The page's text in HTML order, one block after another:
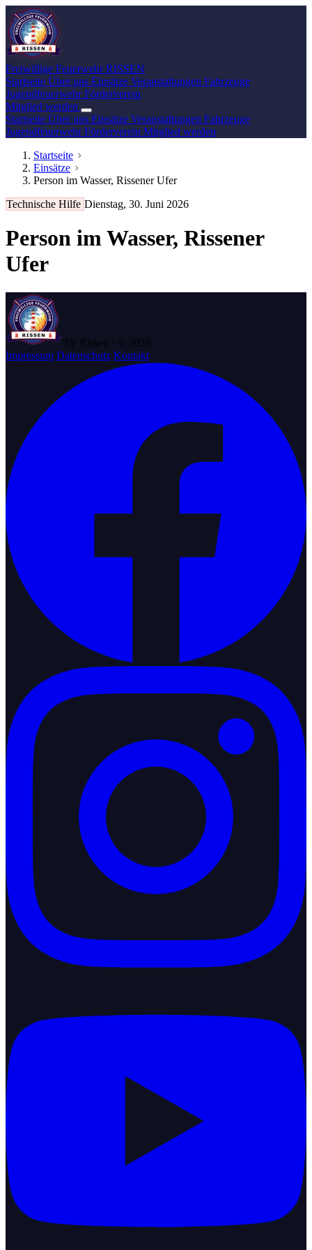
Freiwillige Feuerwehr RISSEN
Startseite Über uns Einsätze Veranstaltungen Fahrzeuge
JugendfeuerwehrFörderverein
Mitglied werden
Startseite Über uns Einsätze Veranstaltungen Fahrzeuge
JugendfeuerwehrFörderverein Mitglied werden
Startseite
Einsätze
Person im Wasser, Rissener Ufer
Technische Hilfe Dienstag, 30. Juni 2026
Person im Wasser, Rissener
Ufer
FF Rissen · © 2026
Impressum Datenschutz Kontakt